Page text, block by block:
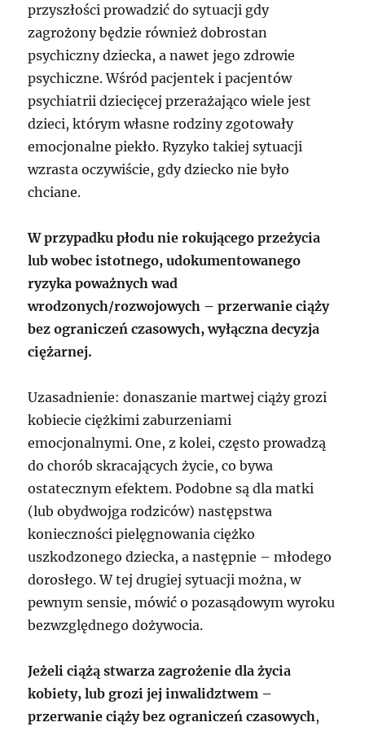
przyszłości prowadzić do sytuacji gdy
zagrożony będzie również dobrostan
psychiczny dziecka, a nawet jego zdrowie
psychiczne. Wśród pacjentek i pacjentów
psychiatrii dziecięcej przerażająco wiele jest
dzieci, którym własne rodziny zgotowały
emocjonalne piekło. Ryzyko takiej sytuacji
wzrasta oczywiście, gdy dziecko nie było
chciane.
W przypadku płodu nie rokującego przeżycia
lub wobec istotnego, udokumentowanego
ryzyka poważnych wad
wrodzonych/rozwojowych – przerwanie ciąży
bez ograniczeń czasowych, wyłączna decyzja
ciężarnej.
Uzasadnienie: donaszanie martwej ciąży grozi
kobiecie ciężkimi zaburzeniami
emocjonalnymi. One, z kolei, często prowadzą
do chorób skracających życie, co bywa
ostatecznym efektem. Podobne są dla matki
(lub obydwojga rodziców) następstwa
konieczności pielęgnowania ciężko
uszkodzonego dziecka, a następnie – młodego
dorosłego. W tej drugiej sytuacji można, w
pewnym sensie, mówić o pozasądowym wyroku
bezwzględnego dożywocia.
Jeżeli ciążą stwarza zagrożenie dla życia
kobiety, lub grozi jej inwalidztwem –
przerwanie ciąży bez ograniczeń czasowych,